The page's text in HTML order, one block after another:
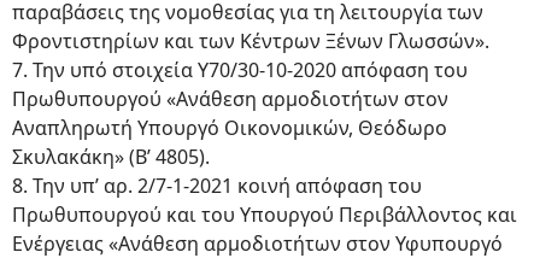
παραβάσεις της νομοθεσίας για τη λειτουργία των
Φροντιστηρίων και των Κέντρων Ξένων Γλωσσών».
7. Την υπό στοιχεία Υ70/30-10-2020 απόφαση του
Πρωθυπουργού «Ανάθεση αρμοδιοτήτων στον
Αναπληρωτή Υπουργό Οικονομικών, Θεόδωρο
Σκυλακάκη» (Β’ 4805).
8. Την υπ’ αρ. 2/7-1-2021 κοινή απόφαση του
Πρωθυπουργού και του Υπουργού Περιβάλλοντος και
Ενέργειας «Ανάθεση αρμοδιοτήτων στον Υφυπουργό